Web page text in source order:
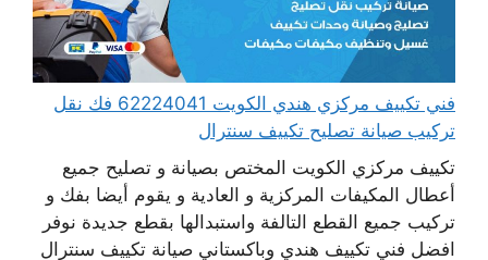
فني تكييف مركزي هندي الكويت 62224041 فك نقل
تركيب صيانة تصليح تكييف سنترال
تكييف مركزي الكويت المختص بصيانة و تصليح جميع
أعطال المكيفات المركزية و العادية و يقوم أيضا بفك و
تركيب جميع القطع التالفة واستبدالها بقطع جديدة نوفر
افضل فني تكييف هندي وباكستاني صيانة تكييف سنترال